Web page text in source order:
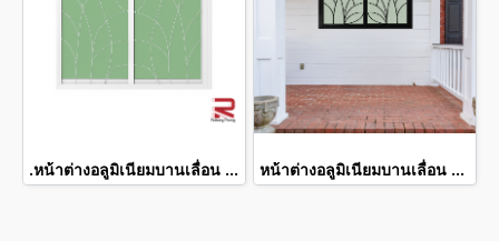
.หน้าต่างอลูมิเนียมบานเลื่อน 2 ช่อง พร้อมเหล็กดัดลายใบไม้และมุ้งลวด สีขาว WINKING หน้าต่างอลูมิเนียมบานเลื่อน 2 ช่อง พร้อมเหล็กดัดลายใบไม้และมุ้งลวด สีดำ WINKING